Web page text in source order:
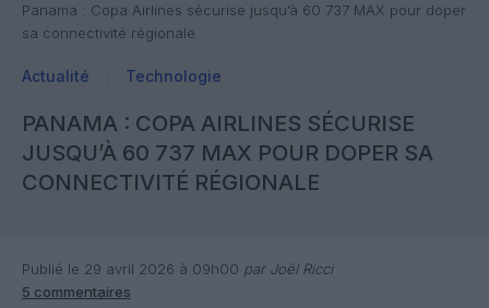
Panama : Copa Airlines sécurise jusqu’à 60 737 MAX pour doper
sa connectivité régionale
Actualité Technologie
PANAMA : COPA AIRLINES SÉCURISE
JUSQU’À 60 737 MAX POUR DOPER SA
CONNECTIVITÉ RÉGIONALE
Publié le 29 avril 2026 à 09h00 par Joël Ricci
5 commentaires